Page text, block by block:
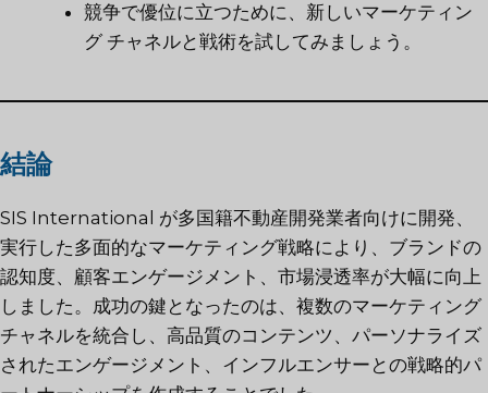
競争で優位に立つために、新しいマーケティン
グ チャネルと戦術を試してみましょう。
結論
SIS International が多国籍不動産開発業者向けに開発、
実行した多面的なマーケティング戦略により、ブランドの
認知度、顧客エンゲージメント、市場浸透率が大幅に向上
しました。成功の鍵となったのは、複数のマーケティング
チャネルを統合し、高品質のコンテンツ、パーソナライズ
されたエンゲージメント、インフルエンサーとの戦略的パ